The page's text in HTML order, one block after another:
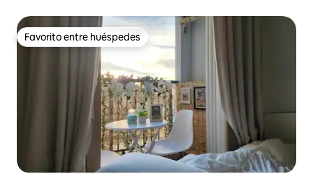
mineral ilimitada#Netflix.YouTube + estacionamiento
gratuito*
Favorito entre huéspedes
Favorito entre huéspedes